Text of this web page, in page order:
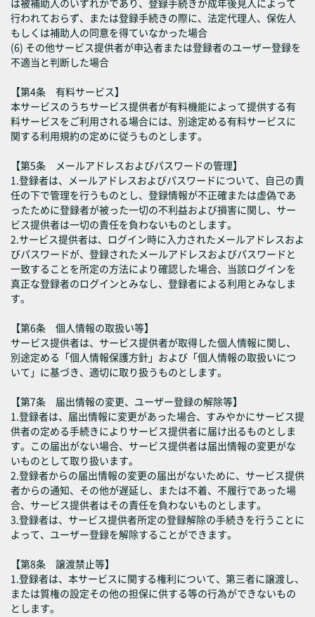
は被補助人のいずれかであり、登録手続きが成年後見人によって
行われておらず、または登録手続きの際に、法定代理人、保佐人
もしくは補助人の同意を得ていなかった場合
(6) その他サービス提供者が申込者または登録者のユーザー登録を
不適当と判断した場合
【第4条 有料サービス】
本サービスのうちサービス提供者が有料機能によって提供する有
料サービスをご利用される場合には、別途定める有料サービスに
関する利用規約の定めに従うものとします。
【第5条 メールアドレスおよびパスワードの管理】
1.登録者は、メールアドレスおよびパスワードについて、自己の責
任の下で管理を行うものとし、登録情報が不正確または虚偽であ
ったために登録者が被った一切の不利益および損害に関し、サー
ビス提供者は一切の責任を負わないものとします。
2.サービス提供者は、ログイン時に入力されたメールアドレスおよ
びパスワードが、登録されたメールアドレスおよびパスワードと
一致することを所定の方法により確認した場合、当該ログインを
真正な登録者のログインとみなし、登録者による利用とみなしま
す。
【第6条 個人情報の取扱い等】
サービス提供者は、サービス提供者が取得した個人情報に関し、
別途定める「個人情報保護方針」および「個人情報の取扱いにつ
いて」に基づき、適切に取り扱うものとします。
【第7条 届出情報の変更、ユーザー登録の解除等】
1.登録者は、届出情報に変更があった場合、すみやかにサービス提
供者の定める手続きによりサービス提供者に届け出るものとしま
す。この届出がない場合、サービス提供者は届出情報の変更がな
いものとして取り扱います。
2.登録者からの届出情報の変更の届出がないために、サービス提供
者からの通知、その他が遅延し、または不着、不履行であった場
合、サービス提供者はその責任を負わないものとします。
3.登録者は、サービス提供者所定の登録解除の手続きを行うことに
よって、ユーザー登録を解除することができます。
【第8条 譲渡禁止等】
1.登録者は、本サービスに関する権利について、第三者に譲渡し、
または質権の設定その他の担保に供する等の行為ができないもの
とします。